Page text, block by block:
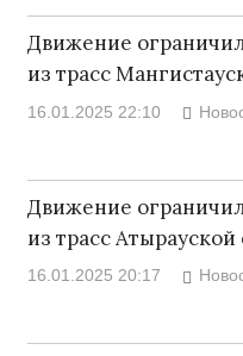
Движение
из трасс
16.01.2025 22:10
Движение
из трасс Атырауской
16.01.2025 20:17